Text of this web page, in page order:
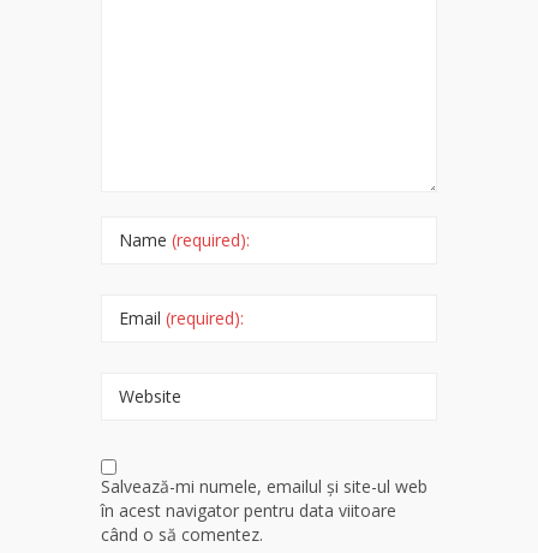
Name (required):
Email (required):
Website
Salvează-mi numele, emailul și site-ul web
în acest navigator pentru data viitoare
când o să comentez.